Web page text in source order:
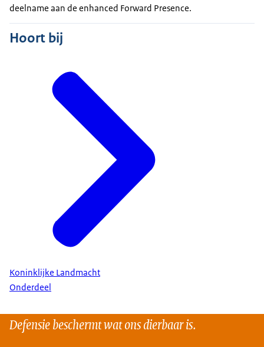
deelname aan de enhanced Forward Presence.
Hoort bij
Koninklijke Landmacht
Onderdeel
Defensie beschermt wat ons dierbaar is.